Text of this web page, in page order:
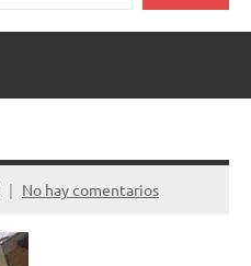
No hay comentarios